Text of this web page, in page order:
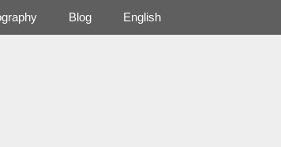
Blog English